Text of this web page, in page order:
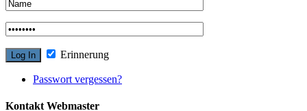
Erinnerung
Passwort vergessen?
Kontakt Webmaster